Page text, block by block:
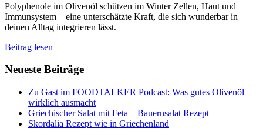
Polyphenole im Olivenöl schützen im Winter Zellen, Haut und
Immunsystem – eine unterschätzte Kraft, die sich wunderbar in
deinen Alltag integrieren lässt.
Beitrag lesen
Neueste Beiträge
Zu Gast im FOODTALKER Podcast: Was gutes Olivenöl
wirklich ausmacht
Griechischer Salat mit Feta – Bauernsalat Rezept
Skordalia Rezept wie in Griechenland